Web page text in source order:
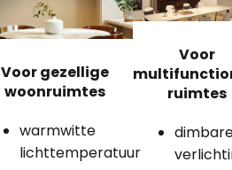
Voor gezellige
woonruimtes
warmwitte
lichttemperatuur
Voor
ruimtes